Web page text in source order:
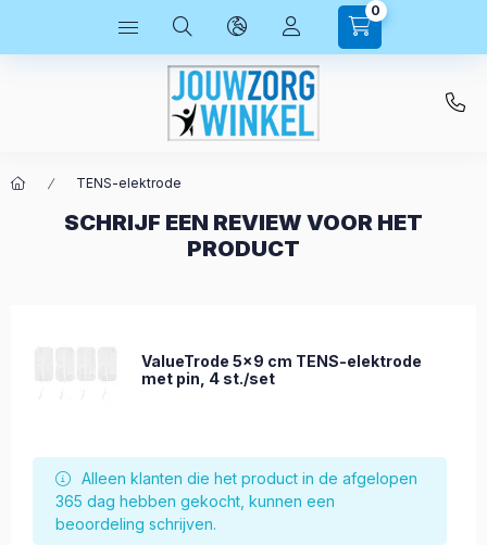
0
TENS-elektrode
SCHRIJF EEN REVIEW VOOR HET
PRODUCT
ValueTrode 5x9 cm TENS-elektrode
met pin, 4 st./set
Alleen klanten die het product in de afgelopen
365 dag hebben gekocht, kunnen een
beoordeling schrijven.